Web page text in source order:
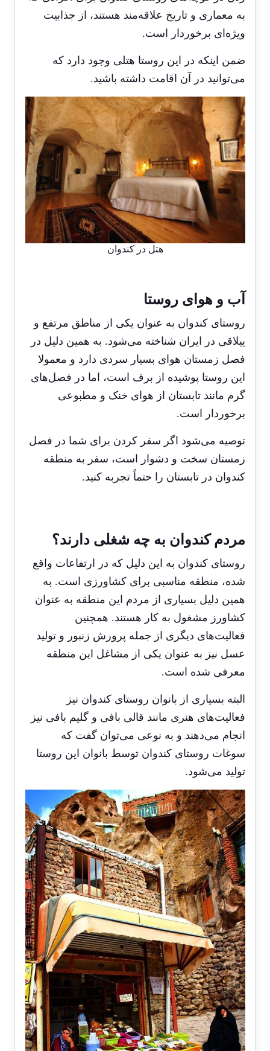
به معماری و تاریخ علاقه‌مند هستند، از جذابیت
ویژه‌ای برخوردار است.
ضمن اینکه در این روستا هتلی وجود دارد که
می‌توانید در آن اقامت داشته باشید.
هتل در کندوان
آب و هوای روستا
روستای کندوان به عنوان یکی از مناطق مرتفع و
ییلاقی در ایران شناخته می‌شود. به همین دلیل در
فصل زمستان هوای بسیار سردی دارد و معمولا
این روستا پوشیده از برف است، اما در فصل‌های
گرم مانند تابستان از هوای خنک و مطبوعی
برخوردار است.
توصیه می‌شود اگر سفر کردن برای شما در فصل
زمستان سخت و دشوار است، سفر به منطقه
کندوان در تابستان را حتماً تجربه کنید.
مردم کندوان به چه شغلی دارند؟
روستای کندوان به این دلیل که در ارتفاعات واقع
شده، منطقه مناسبی برای کشاورزی است. به
همین دلیل بسیاری از مردم این منطقه به عنوان
کشاورز مشغول به کار هستند. همچنین
فعالیت‌های دیگری از جمله پرورش زنبور و تولید
عسل نیز به عنوان یکی از مشاغل این منطقه
معرفی شده است.
البته بسیاری از بانوان روستای کندوان نیز
فعالیت‌های هنری مانند قالی بافی و گلیم بافی نیز
انجام می‌دهند و به نوعی می‌توان گفت که
سوغات روستای کندوان توسط بانوان این روستا
تولید می‌شود.